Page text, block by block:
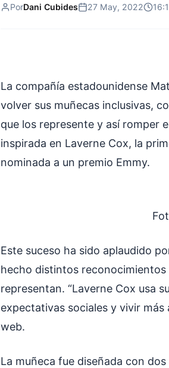
PorDani Cubides 27 May, 2022
La compañía estadounidense
volver sus muñecas inclusivas,
que los represente y así romper
inspirada en Laverne Cox, la
nominada a un premio Emmy.
Este suceso ha sido aplaudido
hecho distintos
representan. “Laverne Cox usa
expectativas sociales y vivir más
web.
La muñeca fue diseñada con